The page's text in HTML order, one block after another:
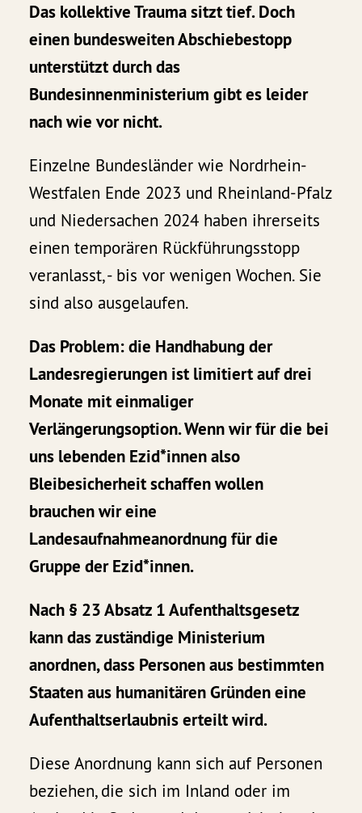
Das kollektive Trauma sitzt tief. Doch
einen bundesweiten Abschiebestopp
unterstützt durch das
Bundesinnenministerium gibt es leider
nach wie vor nicht.
Einzelne Bundesländer wie Nordrhein-
Westfalen Ende 2023 und Rheinland-Pfalz
und Niedersachen 2024 haben ihrerseits
einen temporären Rückführungsstopp
veranlasst, - bis vor wenigen Wochen. Sie
sind also ausgelaufen.
Das Problem: die Handhabung der
Landesregierungen ist limitiert auf drei
Monate mit einmaliger
Verlängerungsoption. Wenn wir für die bei
uns lebenden Ezid*innen also
Bleibesicherheit schaffen wollen
brauchen wir eine
Landesaufnahmeanordnung für die
Gruppe der Ezid*innen.
Nach § 23 Absatz 1 Aufenthaltsgesetz
kann das zuständige Ministerium
anordnen, dass Personen aus bestimmten
Staaten aus humanitären Gründen eine
Aufenthaltserlaubnis erteilt wird.
Diese Anordnung kann sich auf Personen
beziehen, die sich im Inland oder im